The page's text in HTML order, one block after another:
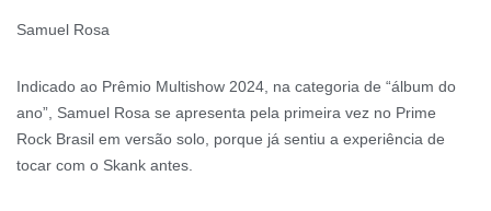
Samuel Rosa
Indicado ao Prêmio Multishow 2024, na categoria de “álbum do
ano”, Samuel Rosa se apresenta pela primeira vez no Prime
Rock Brasil em versão solo, porque já sentiu a experiência de
tocar com o Skank antes.